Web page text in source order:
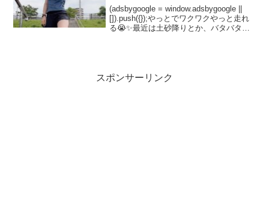
(adsbygoogle = window.adsbygoogle ||
[]).push({});やっとでワクワクやっと走れ
る😭✨最近は土砂降りとか、バタバタし
スポンサーリンク